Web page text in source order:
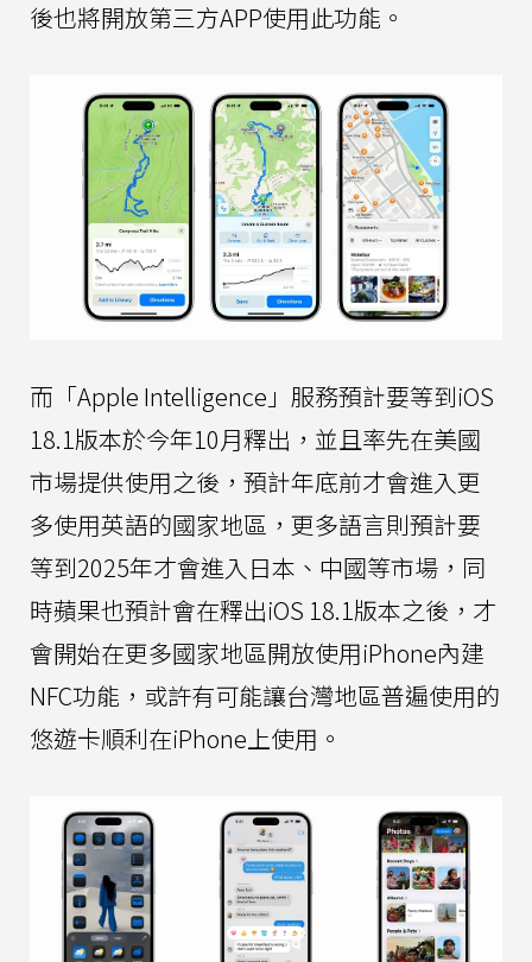
後也將開放第三方APP使用此功能。
而「Apple Intelligence」服務預計要等到iOS
18.1版本於今年10月釋出，並且率先在美國
市場提供使用之後，預計年底前才會進入更
多使用英語的國家地區，更多語言則預計要
等到2025年才會進入日本、中國等市場，同
時蘋果也預計會在釋出iOS 18.1版本之後，才
會開始在更多國家地區開放使用iPhone內建
NFC功能，或許有可能讓台灣地區普遍使用的
悠遊卡順利在iPhone上使用。